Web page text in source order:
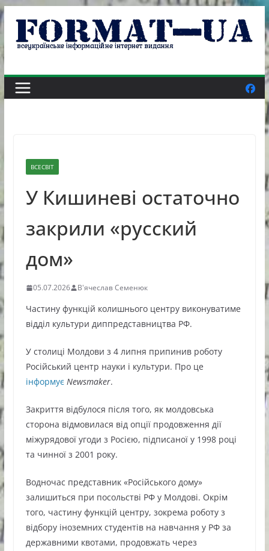
Skip
content
ВСЕСВІТ
У Кишиневі остаточно
закрили «русский
дом»
05.07.2026 В'ячеслав Семенюк
Частину функцій колишнього центру виконуватиме
відділ культури диппредставництва РФ.
У столиці Молдови з 4 липня припинив роботу
Російський центр науки і культури. Про це
інформує Newsmaker.
Закриття відбулося після того, як молдовська
сторона відмовилася від опції продовження дії
міжурядової угоди з Росією, підписаної у 1998 році
та чинної з 2001 року.
Водночас представник «Російського дому»
залишиться при посольстві РФ у Молдові. Окрім
того, частину функцій центру, зокрема роботу з
відбору іноземних студентів на навчання у РФ за
державними квотами, продовжать через